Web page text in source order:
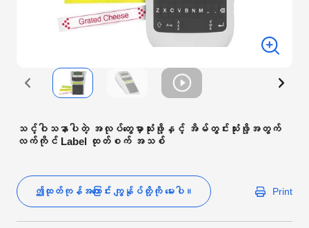
သင့်ဝါသနာပါတဲ့ အလုပ်တွေမှာသုံးဖို့နှင့် အိမ်တွင်းသုံးဖို့အတွက်
လက်ကိုင် Label ထုတ်စက် အသစ်
ဤထုတ်ကုန်အကြောင်း ကျွန်ုပ်တို့ကို မေးပါ။ Print